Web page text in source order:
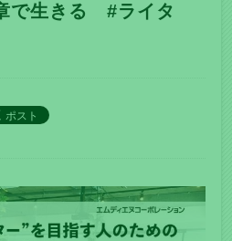
で生きる #ライタ